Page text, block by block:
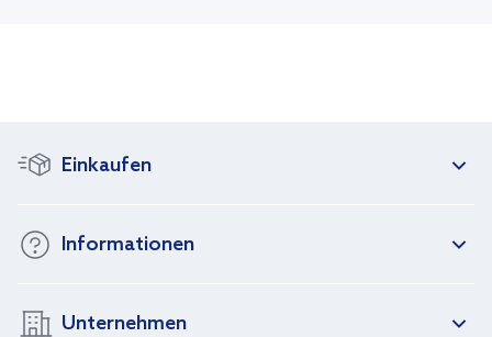
Einkaufen
Informationen
Unternehmen